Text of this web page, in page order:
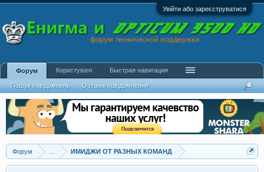
Увійти або зареєструватися
Форум ИМИДЖИ ОТ РАЗНЫХ КОМАНД
Форум
Пошук повідомлень Останні повідомлення
Користувачі Быстрая навигация